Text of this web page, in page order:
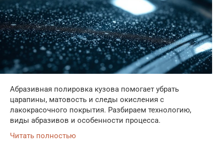
Абразивная полировка кузова помогает убрать
царапины, матовость и следы окисления с
лакокрасочного покрытия. Разбираем технологию,
виды абразивов и особенности процесса.
Читать полностью